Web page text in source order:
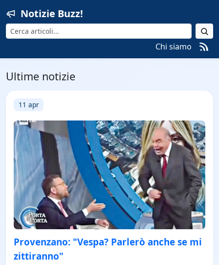
Notizie Buzz!
Cerca
Chi siamo
Ultime notizie
11 apr
Provenzano: "Vespa? Parlerò anche se mi
zittiranno"